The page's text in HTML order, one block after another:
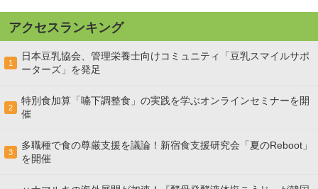
アクセスランキング
1
日本豆乳協会、管理栄養士向けコミュニティ「豆乳スマイルサポ
ーターズ」を発足
2
特別食加算「嚥下調整食」の実践を学ぶオンラインセミナーを開
催
3
多職種で食の尊厳支援を議論！新宿食支援研究会「夏のReboot」
を開催